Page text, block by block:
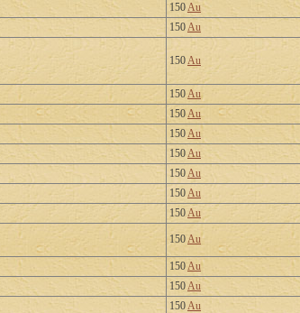
150Au
150Au
150Au
150Au
150Au
150Au
150Au
150Au
150Au
150Au
150Au
150Au
150Au
150Au